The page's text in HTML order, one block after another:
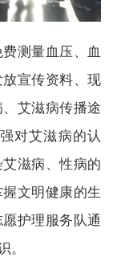
测量血压、血
宣传资料、现
艾滋病传播途
对艾滋病的认
滋病、性病的
文明健康的生
护理服务队通
。